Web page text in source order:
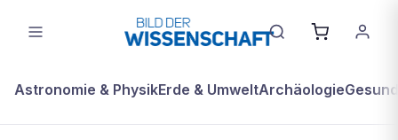
Astronomie & PhysikErde & UmweltArchäologie